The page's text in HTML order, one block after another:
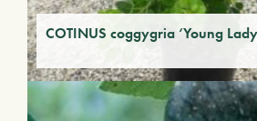
COTINUS coggygria ‘Young